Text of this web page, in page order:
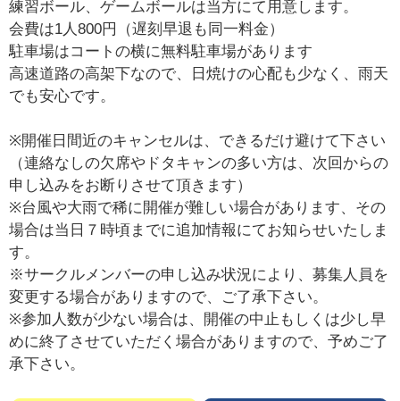
練習ボール、ゲームボールは当方にて用意します。
会費は1人800円（遅刻早退も同一料金）
駐車場はコートの横に無料駐車場があります
高速道路の高架下なので、日焼けの心配も少なく、雨天
でも安心です。
※開催日間近のキャンセルは、できるだけ避けて下さい
（連絡なしの欠席やドタキャンの多い方は、次回からの
申し込みをお断りさせて頂きます）
※台風や大雨で稀に開催が難しい場合があります、その
場合は当日７時頃までに追加情報にてお知らせいたしま
す。
※サークルメンバーの申し込み状況により、募集人員を
変更する場合がありますので、ご了承下さい。
※参加人数が少ない場合は、開催の中止もしくは少し早
めに終了させていただく場合がありますので、予めご了
承下さい。